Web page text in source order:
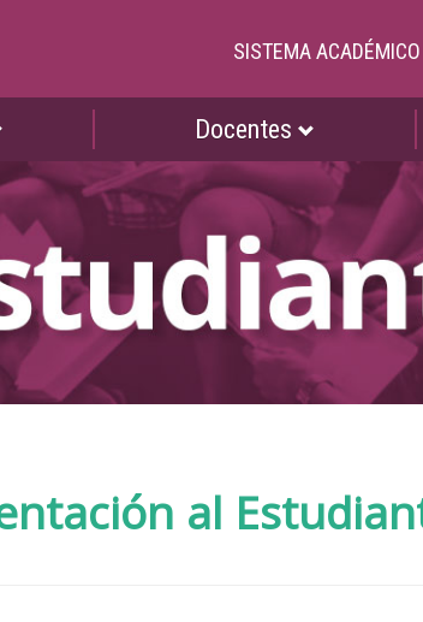
SISTEMA ACADÉMICO
Docentes
al